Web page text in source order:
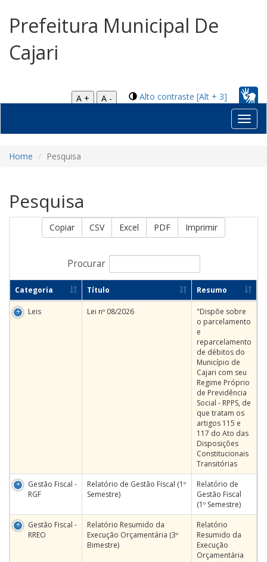
Prefeitura Municipal De
Cajari
Alto contraste [Alt + 3]
A +
A -
Home Pesquisa
Pesquisa
Copiar CSV Excel PDF Imprimir
Procurar
Categoria Título Resumo
Leis Lei nº 08/2026
"Dispõe sobre
o parcelamento
e
reparcelamento
de débitos do
Município de
Cajari com seu
Regime Próprio
de Previdência
Social - RPPS, de
que tratam os
artigos 115 e
117 do Ato das
Disposições
Constitucionais
Transitórias
Gestão Fiscal -
RGF
Relatório de Gestão Fiscal (1º
Semestre)
Relatório de
Gestão Fiscal
(1º Semestre)
Gestão Fiscal -
RREO
Relatório Resumido da
Execução Orçamentária (3º
Bimestre)
Relatório
Resumido da
Execução
Orçamentária